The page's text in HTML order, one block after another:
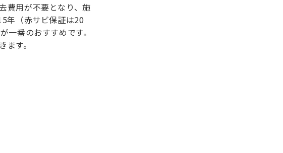
費用が不要となり、施
年（赤サビ保証は20
番のおすすめです。
す。